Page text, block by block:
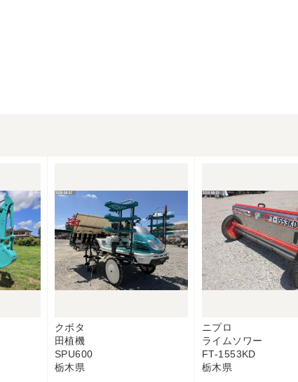
クボタ
田植機
SPU600
栃木県
ニプロ
ライムソワー
FT-1553KD
栃木県